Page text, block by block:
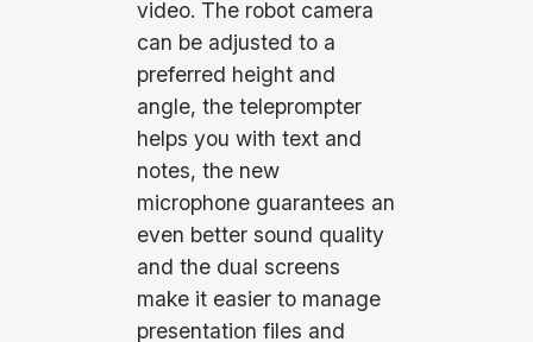
video. The robot camera
can be adjusted to a
preferred height and
angle, the teleprompter
helps you with text and
notes, the new
microphone guarantees an
even better sound quality
and the dual screens
make it easier to manage
presentation files and